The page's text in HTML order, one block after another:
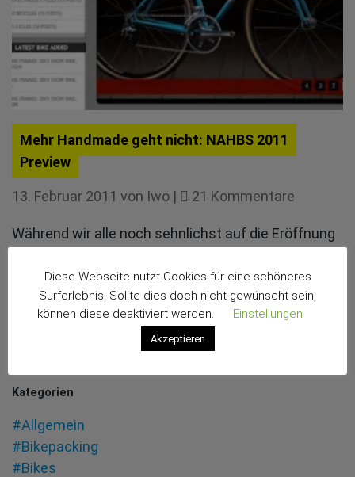
Kategorien
#Allgemein
#Bikepacking
#Bikes
Mehr Handmade geht nicht: NAHBS 2011
Preview
13. Februar 2011 von Iwo | 21 Kommentare
nicht:
NAHBS
Während wir alle noch sehnlichst auf die Eröffnung
Freunde jenseits des Atlantik Mal wieder, wo
Handmade-mäßig der Event-Hammer hängt.
Diese Webseite nutzt Cookies für eine schöneres
Surferlebnis. Sollte dies doch nicht gewünscht sein,
können diese deaktiviert werden.
Einstellungen
Akzeptieren